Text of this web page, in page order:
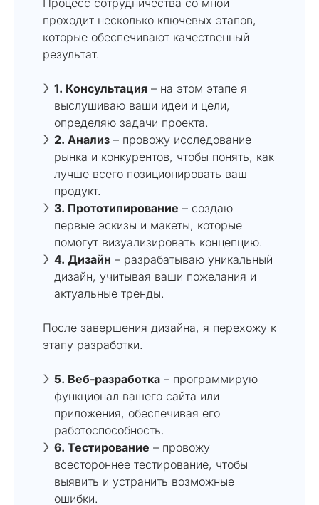
проходит несколько ключевых этапов,
которые обеспечивают качественный
результат.
1. Консультация – на этом этапе я
выслушиваю ваши идеи и цели,
определяю задачи проекта.
2. Анализ – провожу исследование
рынка и конкурентов, чтобы понять, как
лучше всего позиционировать ваш
продукт.
3. Прототипирование – создаю
первые эскизы и макеты, которые
помогут визуализировать концепцию.
4. Дизайн – разрабатываю уникальный
дизайн, учитывая ваши пожелания и
актуальные тренды.
После завершения дизайна, я перехожу к
этапу разработки.
5. Веб-разработка – программирую
функционал вашего сайта или
приложения, обеспечивая его
работоспособность.
6. Тестирование – провожу
всестороннее тестирование, чтобы
выявить и устранить возможные
ошибки.